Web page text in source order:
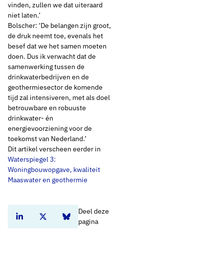
vinden, zullen we dat uiteraard
niet laten.’
Bolscher: ‘De belangen zijn groot,
de druk neemt toe, evenals het
besef dat we het samen moeten
doen. Dus ik verwacht dat de
samenwerking tussen de
drinkwaterbedrijven en de
geothermiesector de komende
tijd zal intensiveren, met als doel
betrouwbare en robuuste
drinkwater- én
energievoorziening voor de
toekomst van Nederland.’
Dit artikel verscheen eerder in
Waterspiegel 3:
Woningbouwopgave, kwaliteit
Maaswater en geothermie
Deel deze
pagina
Deel dit artikel op Linkedin
Deel dit artikel op Twitter
Deel dit artikel op Bluesky